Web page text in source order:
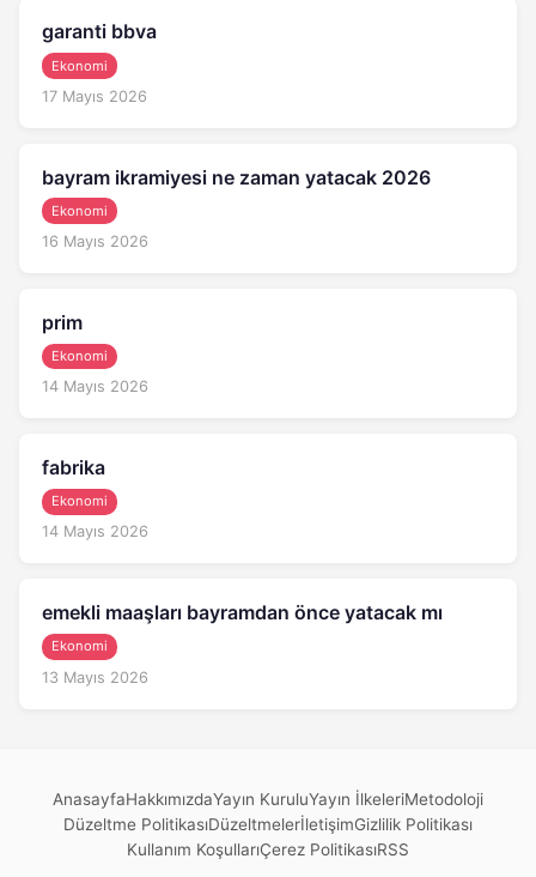
garanti bbva
Ekonomi
17 Mayıs 2026
bayram ikramiyesi ne zaman yatacak 2026
Ekonomi
16 Mayıs 2026
prim
Ekonomi
14 Mayıs 2026
fabrika
Ekonomi
14 Mayıs 2026
emekli maaşları bayramdan önce yatacak mı
Ekonomi
13 Mayıs 2026
AnasayfaHakkımızdaYayın KuruluYayın İlkeleriMetodoloji
Düzeltme PolitikasıDüzeltmelerİletişimGizlilik Politikası
Kullanım KoşullarıÇerez PolitikasıRSS